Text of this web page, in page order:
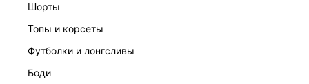
шорты
топы и корсеты
футболки и лонгсливы
боди